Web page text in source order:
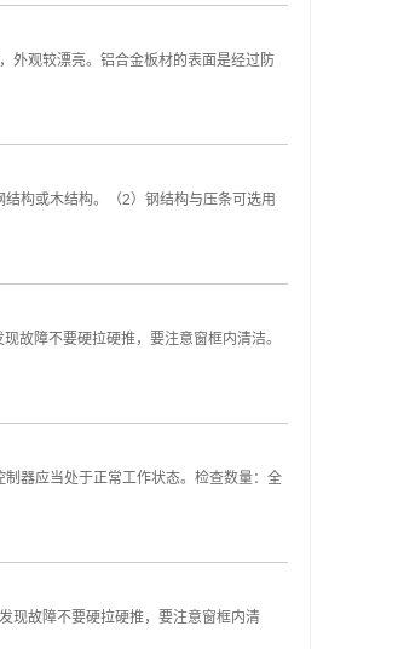
外观较漂亮。铝合金板材的表面是经过防
构或木结构。（2）钢结构与压条可选用
故障不要硬拉硬推，要注意窗框内清洁。
器应当处于正常工作状态。检查数量：全
现故障不要硬拉硬推，要注意窗框内清